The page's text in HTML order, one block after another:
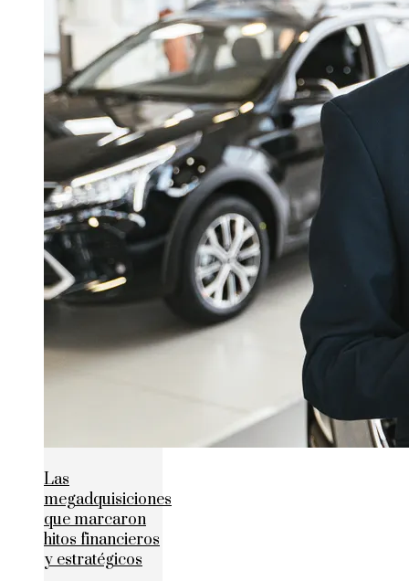
Las
megadquisiciones
que marcaron
hitos financieros
y estratégicos